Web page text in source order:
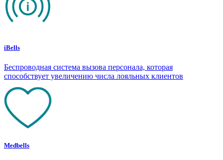
iBells
Беспроводная система вызова персонала, которая
способствует увеличению числа лояльных клиентов
Medbells